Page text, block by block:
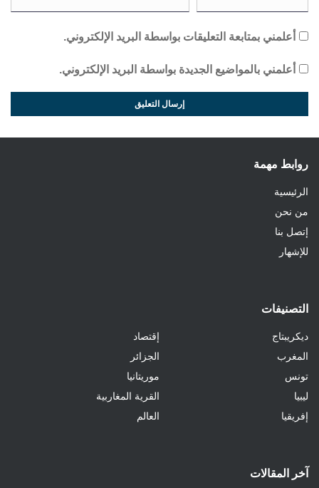
أعلمني بمتابعة التعليقات بواسطة البريد الإلكتروني.
أعلمني بالمواضيع الجديدة بواسطة البريد الإلكتروني.
روابط مهمة
الرئيسية
من نحن
إتصل بنا
للإشهار
التصنيفات
ديكريبتاج
إقتصاد
المغرب
الجزائر
تونس
موريتانيا
ليبيا
القرية المغاربية
إفريقيا
العالم
آخر المقالات